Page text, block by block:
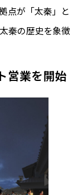
点が「太秦」と
秦の歴史を象徴
営業を開始